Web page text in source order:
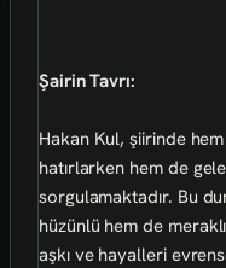
Şairin Tavrı:
Hakan Kul, şiirinde
hatırlarken hem de
sorgulamaktadır. Bu
hüzünlü hem de
aşkı ve hayalleri